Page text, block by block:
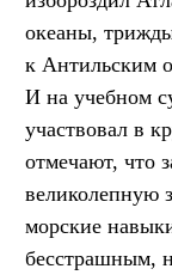
океаны,
к Антильским
И на учебном
участвовал в
отмечают, что
великолепную
морские
бесстрашным,